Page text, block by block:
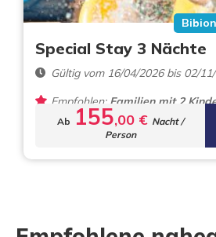
Special Stay 3 Nächte
Gültig vom 16/04/2026 bis 02/
Empfohlen:Familien mit 2
Ab 155,00 € Nacht /
Person